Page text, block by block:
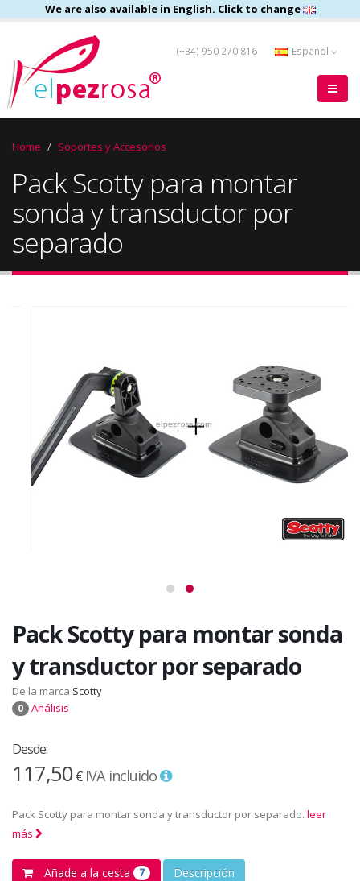
We are also available in English. Click to change
(+34) 950 270 816 Español
Home Soportes y Accesorios
Pack Scotty para montar
sonda y transductor por
separado
Pack Scotty para montar sonda
y transductor por separado
De la marca Scotty
0 Análisis
Desde:
117,50€ IVA incluido
Pack Scotty para montar sonda y transductor por separado. leer
más
Añade a la cesta 7 Descripción